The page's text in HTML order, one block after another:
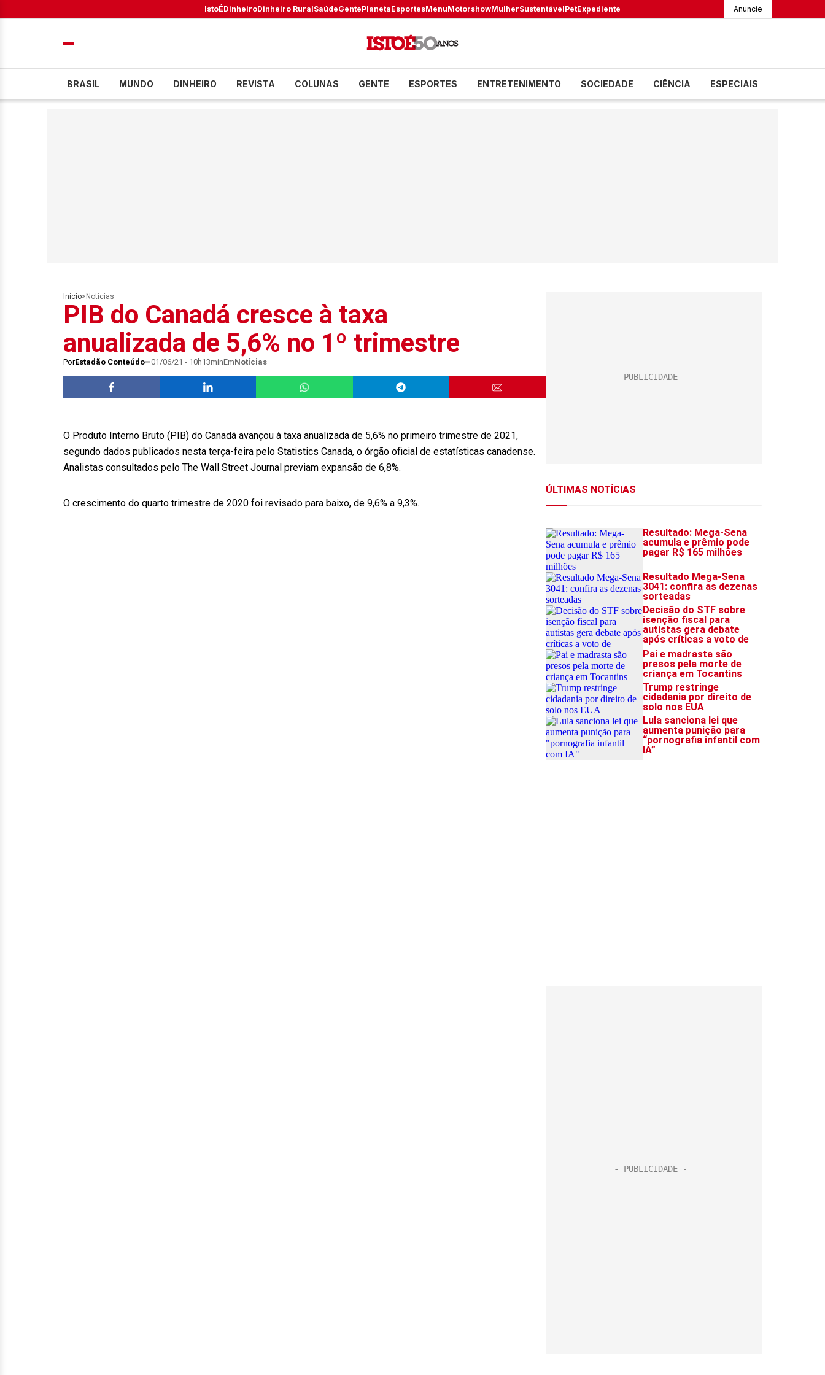
IstoÉDinheiroDinheiro RuralSaúdeGentePlanetaEsportesMenuMotorshowMulherSustentávelPetExpediente Anuncie
BRASIL MUNDO DINHEIRO REVISTA COLUNAS GENTE ESPORTES ENTRETENIMENTO SOCIEDADE CIÊNCIA ESPECIAIS
Início> Notícias
PIB do Canadá cresce à taxa
anualizada de 5,6% no 1º trimestre
PorEstadão Conteúdo 01/06/21 - 10h13minEmNotícias
O Produto Interno Bruto (PIB) do Canadá avançou à taxa anualizada de 5,6% no primeiro trimestre de 2021,
segundo dados publicados nesta terça-feira pelo Statistics Canada, o órgão oficial de estatísticas canadense.
Analistas consultados pelo The Wall Street Journal previam expansão de 6,8%.
O crescimento do quarto trimestre de 2020 foi revisado para baixo, de 9,6% a 9,3%.